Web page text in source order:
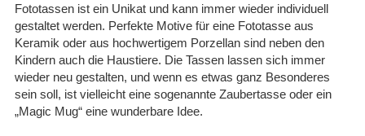
Fototassen ist ein Unikat und kann immer wieder individuell
gestaltet werden. Perfekte Motive für eine Fototasse aus
Keramik oder aus hochwertigem Porzellan sind neben den
Kindern auch die Haustiere. Die Tassen lassen sich immer
wieder neu gestalten, und wenn es etwas ganz Besonderes
sein soll, ist vielleicht eine sogenannte Zaubertasse oder ein
„Magic Mug“ eine wunderbare Idee.